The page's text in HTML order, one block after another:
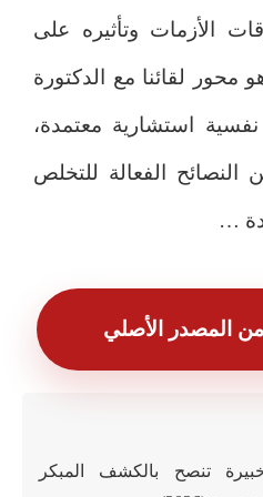
الأزمات وتأثيره على
محور لقائنا مع الدكتورة
استشارية معتمدة،
الفعالة للتخلص
…
من المصدر الأصلي
تنصح بالكشف المبكر